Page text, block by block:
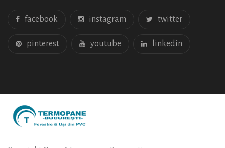
facebook instagram twitter
pinterest youtube linkedin